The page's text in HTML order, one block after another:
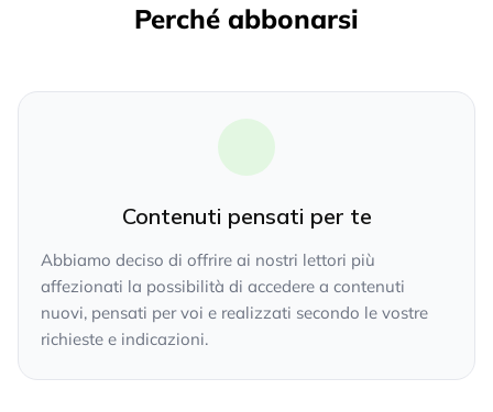
Perché abbonarsi
Contenuti pensati per te
Abbiamo deciso di offrire ai nostri lettori più
affezionati la possibilità di accedere a contenuti
nuovi, pensati per voi e realizzati secondo le vostre
richieste e indicazioni.